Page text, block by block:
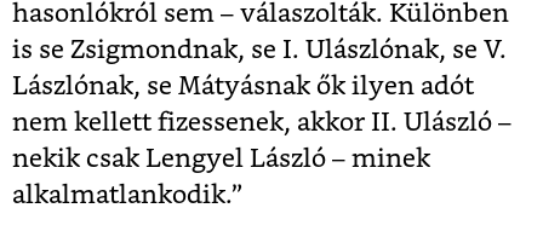
hasonlókról sem – válaszolták. Különben
is se Zsigmondnak, se I. Ulászlónak, se V.
Lászlónak, se Mátyásnak ők ilyen adót
nem kellett fizessenek, akkor II. Ulászló –
nekik csak Lengyel László – minek
alkalmatlankodik.”